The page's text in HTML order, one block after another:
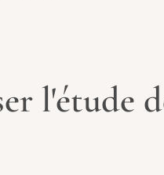
l'étude